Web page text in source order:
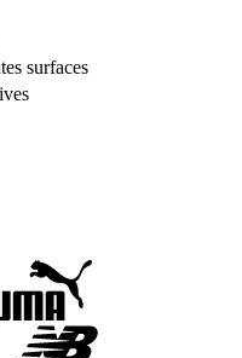
surfaces